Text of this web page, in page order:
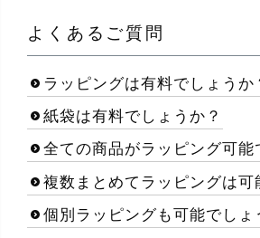
よくあるご質問
ラッピングは有料でしょうか
紙袋は有料でしょうか？
全ての商品がラッピング可能
複数まとめてラッピングは可
個別ラッピングも可能でしょ